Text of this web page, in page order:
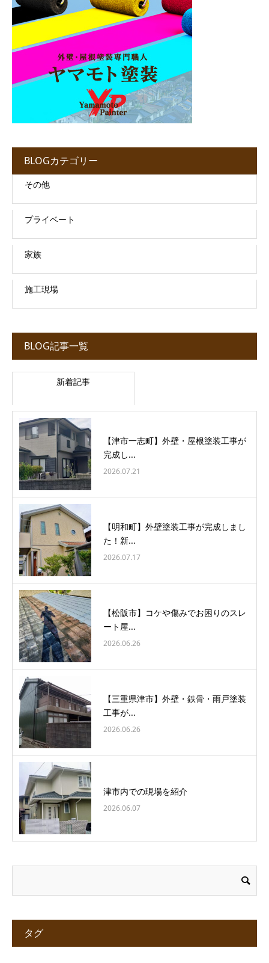
BLOGカテゴリー
その他
プライベート
家族
施工現場
BLOG記事一覧
新着記事
【津市一志町】外壁・屋根塗装工事が
完成し...
2026.07.21
【明和町】外壁塗装工事が完成しまし
た！新...
2026.07.17
【松阪市】コケや傷みでお困りのスレ
ート屋...
2026.06.26
【三重県津市】外壁・鉄骨・雨戸塗装
工事が...
2026.06.26
津市内での現場を紹介
2026.06.07
タグ